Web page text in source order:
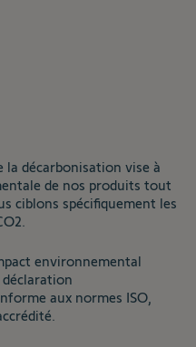
décarbonisation vise à
de nos produits tout
ciblons spécifiquement les
environnemental
aux normes ISO,